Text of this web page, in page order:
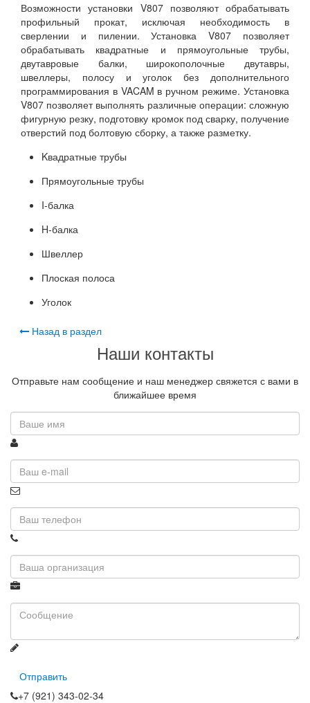
Возможности установки V807 позволяют обрабатывать
профильный прокат, исключая необходимость в
сверлении и пилении. Установка V807 позволяет
обрабатывать квадратные и прямоугольные трубы,
двутавровые балки, широкополочные двутавры,
швеллеры, полосу и уголок без дополнительного
программирования в VACAM в ручном режиме. Установка
V807 позволяет выполнять различные операции: сложную
фигурную резку, подготовку кромок под сварку, получение
отверстий под болтовую сборку, а также разметку.
Kвадратные трубы
Прямоугольные трубы
I-балка
H-балка
Швеллер
Плоская полоса
Уголок
Назад в раздел
Наши контакты
Отправьте нам сообщение и наш менеджер свяжется с вами в
ближайшее время
Отправить
+7 (921) 343-02-34